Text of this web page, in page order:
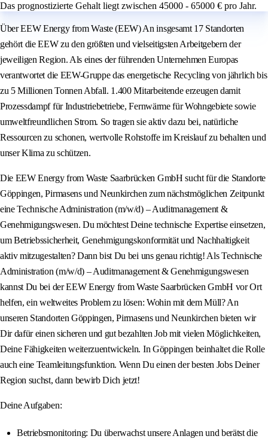
Das prognostizierte Gehalt liegt zwischen 45000 - 65000 € pro Jahr.
Über EEW Energy from Waste (EEW) An insgesamt 17 Standorten
gehört die EEW zu den größten und vielseitigsten Arbeitgebern der
jeweiligen Region. Als eines der führenden Unternehmen Europas
verantwortet die EEW-Gruppe das energetische Recycling von jährlich bis
zu 5 Millionen Tonnen Abfall. 1.400 Mitarbeitende erzeugen damit
Prozessdampf für Industriebetriebe, Fernwärme für Wohngebiete sowie
umweltfreundlichen Strom. So tragen sie aktiv dazu bei, natürliche
Ressourcen zu schonen, wertvolle Rohstoffe im Kreislauf zu behalten und
unser Klima zu schützen.
Die EEW Energy from Waste Saarbrücken GmbH sucht für die Standorte
Göppingen, Pirmasens und Neunkirchen zum nächstmöglichen Zeitpunkt
eine Technische Administration (m/w/d) – Auditmanagement &
Genehmigungswesen. Du möchtest Deine technische Expertise einsetzen,
um Betriebssicherheit, Genehmigungskonformität und Nachhaltigkeit
aktiv mitzugestalten? Dann bist Du bei uns genau richtig! Als Technische
Administration (m/w/d) – Auditmanagement & Genehmigungswesen
kannst Du bei der EEW Energy from Waste Saarbrücken GmbH vor Ort
helfen, ein weltweites Problem zu lösen: Wohin mit dem Müll? An
unseren Standorten Göppingen, Pirmasens und Neunkirchen bieten wir
Dir dafür einen sicheren und gut bezahlten Job mit vielen Möglichkeiten,
Deine Fähigkeiten weiterzuentwickeln. In Göppingen beinhaltet die Rolle
auch eine Teamleitungsfunktion. Wenn Du einen der besten Jobs Deiner
Region suchst, dann bewirb Dich jetzt!
Deine Aufgaben:
Betriebsmonitoring: Du überwachst unsere Anlagen und berätst die